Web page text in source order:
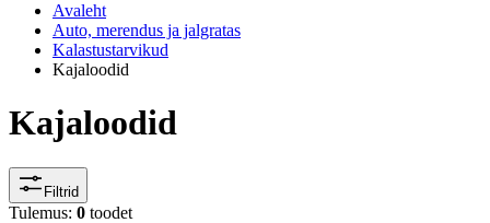
Avaleht
Auto, merendus ja jalgratas
Kalastustarvikud
Kajaloodid
Kajaloodid
Filtrid
Tulemus: 0 toodet